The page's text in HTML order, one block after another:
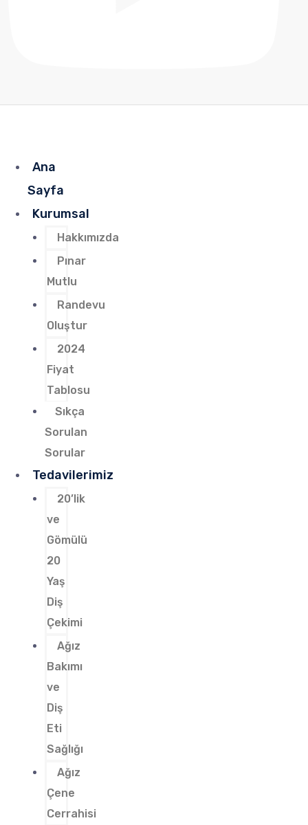
Ana
Sayfa
Kurumsal
Hakkımızda
Pınar
Mutlu
Randevu
Oluştur
2024
Fiyat
Tablosu
Sıkça
Sorulan
Sorular
Tedavilerimiz
20’lik
ve
Gömülü
20
Yaş
Diş
Çekimi
Ağız
Bakımı
ve
Diş
Eti
Sağlığı
Ağız
Çene
Cerrahisi